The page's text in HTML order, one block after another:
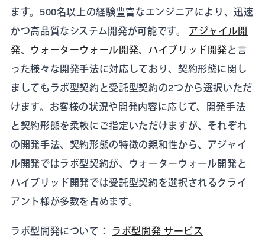
ます。500名以上の経験豊富なエンジニアにより、迅速
かつ高品質なシステム開発が可能です。 アジャイル開
発、 ウォーターウォール開発、 ハイブリッド開発と言
った様々な開発手法に対応しており、契約形態に関し
ましてもラボ型契約と受託型契約の2つから選択いただ
けます。お客様の状況や開発内容に応じて、開発手法
と契約形態を柔軟にご指定いただけますが、それぞれ
の開発手法、契約形態の特徴の親和性から、アジャイ
ル開発ではラボ型契約が、ウォーターウォール開発と
ハイブリッド開発では受託型契約を選択されるクライ
アント様が多数を占めます。
ラボ型開発について： ラボ型開発 サービス